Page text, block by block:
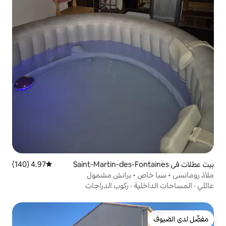
متوسط التقييم 4.97 من 5، 140 مراجعات
4.97 (140)
• برانش مشمول
ركوب الدراجات